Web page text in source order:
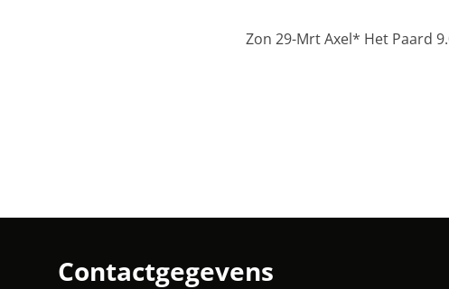
Zon 29-Mrt Axel* Het Paard
Contactgegevens